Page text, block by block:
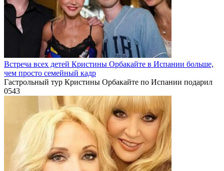
Встреча всех детей Кристины Орбакайте в Испании больше,
чем просто семейный кадр
Гастрольный тур Кристины Орбакайте по Испании подарил
0543